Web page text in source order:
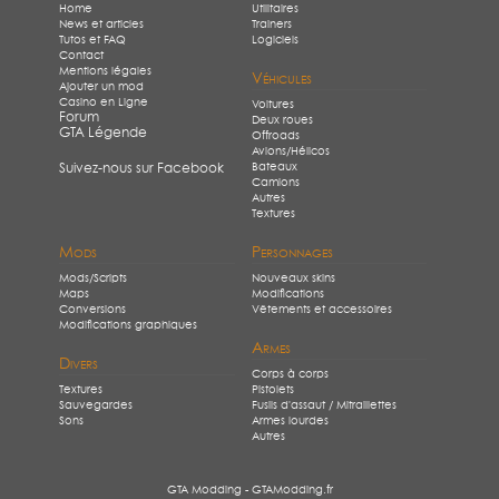
Home
News et articles
Tutos et FAQ
Contact
Mentions légales
Ajouter un mod
Casino en Ligne
Forum
GTA Légende
Suivez-nous sur Facebook
Utilitaires
Trainers
Logiciels
Véhicules
Voitures
Deux roues
Offroads
Avions/Hélicos
Bateaux
Camions
Autres
Textures
Mods
Mods/Scripts
Maps
Conversions
Modifications graphiques
Divers
Textures
Sauvegardes
Sons
Personnages
Nouveaux skins
Modifications
Vêtements et accessoires
Armes
Corps à corps
Pistolets
Fusils d'assaut / Mitraillettes
Armes lourdes
Autres
GTA Modding - GTAModding.fr